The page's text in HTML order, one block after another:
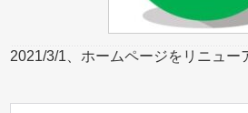
2021/3/1、ホームページをリニュー